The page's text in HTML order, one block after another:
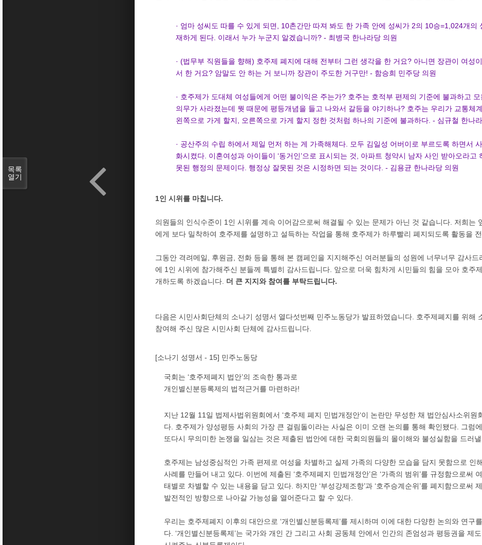
· 엄마 성씨도 따를 수 있게 되면, 10촌간만 따져 봐도 한 가족 안에 성씨가 2의 10승=1,024개의
재하게 된다. 이래서 누가 누군지 알겠습니까? - 최병국 한나라당 의원
· (법무부 직원들을 향해) 호주제 폐지에 대해 전부터 그런 생각을 한 거요? 아니면 장관이 여성
서 한 거요? 암말도 안 하는 거 보니까 장관이 주도한 거구만! - 함승희 민주당 의원
· 호주제가 도대체 여성들에게 어떤 불이익은 주는가? 호주는 호적부 편제의 기준에 불과하고
의무가 사라졌는데 뭣 때문에 평등개념을 들고 나와서 갈등을 야기하나? 호주는 우리가 교통체
왼쪽으로 가게 할지, 오른쪽으로 가게 할지 정한 것처럼 하나의 기준에 불과하다. - 심규철 한나
· 공산주의 수립 하에서 제일 먼저 하는 게 가족해체다. 모두 김일성 어버이로 부르도록 하면서
화시켰다. 이혼여성과 아이들이 ‘동거인’으로 표시되는 것, 아파트 청약시 남자 사인 받아오라고
못된 행정의 문제이다. 행정상 잘못된 것은 시정하면 되는 것이다. - 김용균 한나라당 의원
1인 시위를 마칩니다.
의원들의 인식수준이 1인 시위를 계속 이어감으로써 해결될 수 있는 문제가 아닌 것 같습니다. 저희는
에게 보다 밀착하여 호주제를 설명하고 설득하는 작업을 통해 호주제가 하루빨리 폐지되도록 활동을
그동안 격려메일, 후원금, 전화 등을 통해 본 캠페인을 지지해주신 여러분들의 성원에 너무너무 감사드
에 1인 시위에 참가해주신 분들께 특별히 감사드립니다. 앞으로 더욱 힘차게 시민들의 힘을 모아 호주
개하도록 하겠습니다. 더 큰 지지와 참여를 부탁드립니다.
다음은 시민사회단체의 소나기 성명서 열다섯번째 민주노동당가 발표하였습니다. 호주제폐지를 위해
참여해 주신 많은 시민사회 단체에 감사드립니다.
[소나기 성명서 - 15] 민주노동당
국회는 ‘호주제폐지 법안’의 조속한 통과로
개인별신분등록제의 법적근거를 마련하라!
지난 12월 11일 법제사법위원회에서 ‘호주제 폐지 민법개정안‘이 논란만 무성한 채 법안심사소위원
다. 호주제가 양성평등 사회의 가장 큰 걸림돌이라는 사실은 이미 오랜 논의를 통해 확인됐다. 그럼
또다시 무의미한 논쟁을 일삼는 것은 제출된 법안에 대한 국회의원들의 몰이해와 불성실함을 드러낼
호주제는 남성중심적인 가족 편제로 여성을 차별하고 실제 가족의 다양한 모습을 담지 못함으로 인
사례를 만들어 내고 있다. 이번에 제출된 ‘호주제폐지 민법개정안’은 ‘가족의 범위’를 규정함으로써
태별로 차별할 수 있는 내용을 담고 있다. 하지만 ‘부성강제조항’과 ‘호주승계순위’를 폐지함으로써
발전적인 방향으로 나아갈 가능성을 열어준다고 할 수 있다.
우리는 호주제폐지 이후의 대안으로 ‘개인별신분등록제’를 제시하며 이에 대한 다양한 논의와 연구
다. ‘개인별신분등록제’는 국가와 개인 간 그리고 사회 공동체 안에서 인간의 존엄성과 평등권을 제
목록
열기